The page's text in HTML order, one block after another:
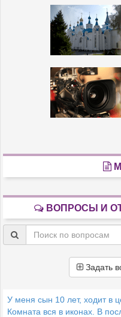
ВОПРОСЫ И
Задать
У меня сын 10 лет, ходит в
Комната вся в иконах. В